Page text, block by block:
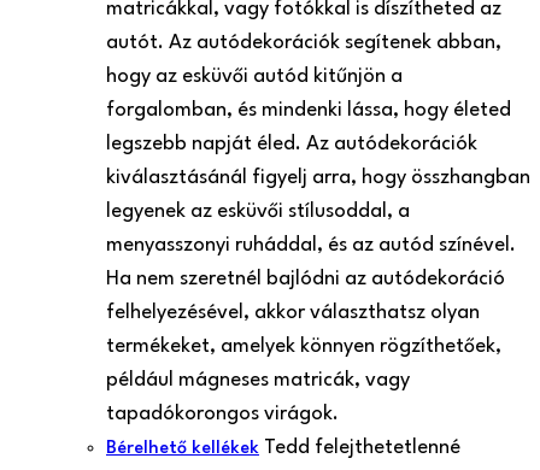
matricákkal, vagy fotókkal is díszítheted az
autót. Az autódekorációk segítenek abban,
hogy az esküvői autód kitűnjön a
forgalomban, és mindenki lássa, hogy életed
legszebb napját éled. Az autódekorációk
kiválasztásánál figyelj arra, hogy összhangban
legyenek az esküvői stílusoddal, a
menyasszonyi ruháddal, és az autód színével.
Ha nem szeretnél bajlódni az autódekoráció
felhelyezésével, akkor választhatsz olyan
termékeket, amelyek könnyen rögzíthetőek,
például mágneses matricák, vagy
tapadókorongos virágok.
Bérelhető kellékek Tedd felejthetetlenné